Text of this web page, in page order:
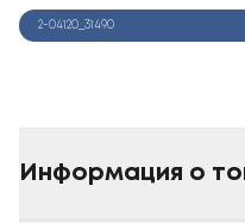
2-04120_31490
Информация о